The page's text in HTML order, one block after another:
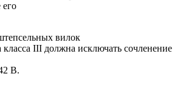
его
вилок
класса III должна исключать сочленение
В.